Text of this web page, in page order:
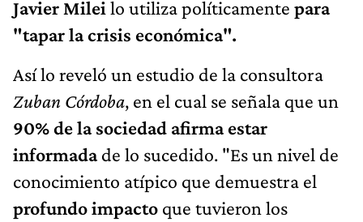
Javier Milei lo utiliza políticamente para
"tapar la crisis económica".
Así lo reveló un estudio de la consultora
Zuban Córdoba, en el cual se señala que un
90% de la sociedad afirma estar
informadade lo sucedido. "Es un nivel de
conocimiento atípico que demuestra el
profundo impacto que tuvieron los